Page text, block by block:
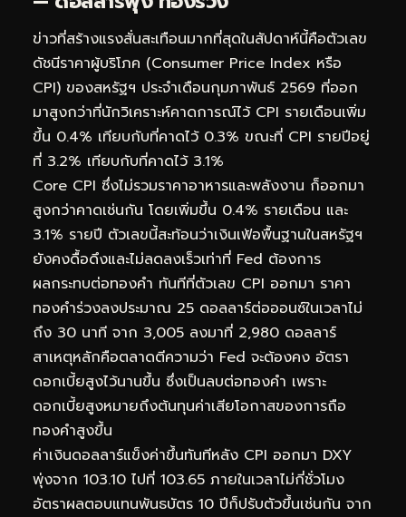
ข่าวที่สร้างแรงสั่นสะเทือนมากที่สุดในสัปดาห์นี้คือตัวเลข
ดัชนีราคาผู้บริโภค (Consumer Price Index หรือ
CPI) ของสหรัฐฯ ประจำเดือนกุมภาพันธ์ 2569 ที่ออก
มาสูงกว่าที่นักวิเคราะห์คาดการณ์ไว้ CPI รายเดือนเพิ่ม
ขึ้น 0.4% เทียบกับที่คาดไว้ 0.3% ขณะที่ CPI รายปีอยู่
ที่ 3.2% เทียบกับที่คาดไว้ 3.1%
Core CPI ซึ่งไม่รวมราคาอาหารและพลังงาน ก็ออกมา
สูงกว่าคาดเช่นกัน โดยเพิ่มขึ้น 0.4% รายเดือน และ
3.1% รายปี ตัวเลขนี้สะท้อนว่าเงินเฟ้อพื้นฐานในสหรัฐฯ
ยังคงดื้อดึงและไม่ลดลงเร็วเท่าที่ Fed ต้องการ
ผลกระทบต่อทองคำ ทันทีที่ตัวเลข CPI ออกมา ราคา
ทองคำร่วงลงประมาณ 25 ดอลลาร์ต่อออนซ์ในเวลาไม่
ถึง 30 นาที จาก 3,005 ลงมาที่ 2,980 ดอลลาร์
สาเหตุหลักคือตลาดตีความว่า Fed จะต้องคง อัตรา
ดอกเบี้ยสูงไว้นานขึ้น ซึ่งเป็นลบต่อทองคำ เพราะ
ดอกเบี้ยสูงหมายถึงต้นทุนค่าเสียโอกาสของการถือ
ทองคำสูงขึ้น
ค่าเงินดอลลาร์แข็งค่าขึ้นทันทีหลัง CPI ออกมา DXY
พุ่งจาก 103.10 ไปที่ 103.65 ภายในเวลาไม่กี่ชั่วโมง
อัตราผลตอบแทนพันธบัตร 10 ปีก็ปรับตัวขึ้นเช่นกัน จาก